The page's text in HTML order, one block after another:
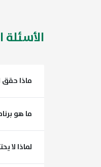
ماذا حقق
ما هو
لماذا لا